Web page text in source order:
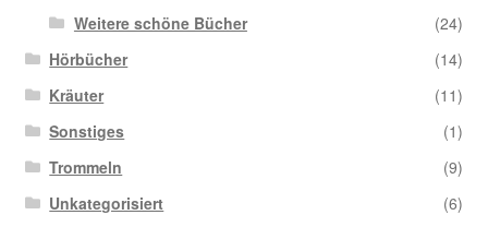
Weitere schöne Bücher
(24)
Hörbücher
(14)
Kräuter
(11)
Sonstiges
(1)
Trommeln
(9)
Unkategorisiert
(6)